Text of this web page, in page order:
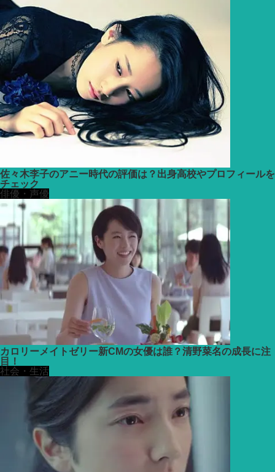
佐々木李子のアニー時代の評価は？出身高校やプロフィールを
チェック
俳優・声優
カロリーメイトゼリー新CMの女優は誰？清野菜名の成長に注
目！
社会・生活